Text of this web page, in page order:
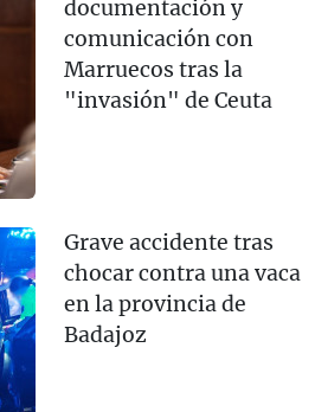
documentación y
comunicación con
Marruecos tras la
"invasión" de Ceuta
Grave accidente tras
chocar contra una vaca
en la provincia de
Badajoz